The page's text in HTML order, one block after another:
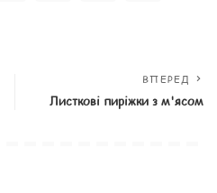
ВПЕРЕД
Листкові пиріжки з м'ясом